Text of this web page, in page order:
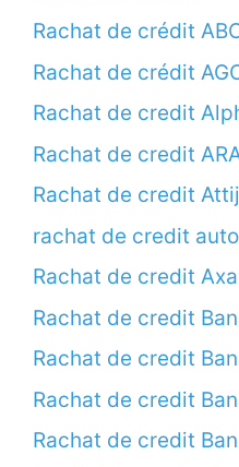
Rachat de crédit
Rachat de crédit
Rachat de credit
Rachat de credit
Rachat de credit
rachat de credit auto
Rachat de credit
Rachat de credit
Rachat de credit
Rachat de credit
Rachat de credit